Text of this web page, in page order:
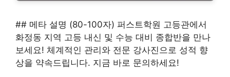
## 메타 설명 (80-100자) 퍼스트학원 고등관에서
화정동 지역 고등 내신 및 수능 대비 종합반을 만나
보세요! 체계적인 관리와 전문 강사진으로 성적 향
상을 약속드립니다. 지금 바로 문의하세요!